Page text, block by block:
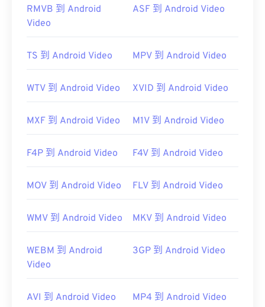
實用連結：
https://en.wikipedia.org/wiki/
RMVB 到 Android
Video
ASF 到 Android Video
TS 到 Android Video MPV 到 Android Video
WTV 到 Android Video XVID 到 Android Video
MXF 到 Android Video M1V 到 Android Video
F4P 到 Android Video F4V 到 Android Video
MOV 到 Android Video FLV 到 Android Video
WMV 到 Android Video MKV 到 Android Video
WEBM 到 Android
Video
3GP 到 Android Video
AVI 到 Android Video MP4 到 Android Video